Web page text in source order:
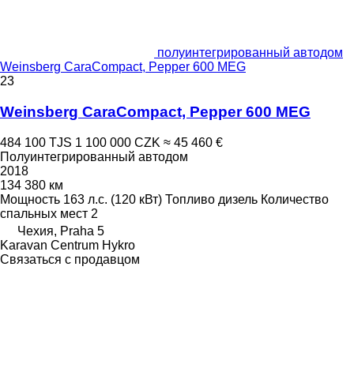
полуинтегрированный автодом
Weinsberg CaraCompact, Pepper 600 MEG
23
Weinsberg CaraCompact, Pepper 600 MEG
484 100 TJS 1 100 000 CZK ≈ 45 460 €
Полуинтегрированный автодом
2018
134 380 км
Мощность 163 л.с. (120 кВт) Топливо дизель Количество
спальных мест 2
Чехия, Praha 5
Karavan Centrum Hykro
Связаться с продавцом